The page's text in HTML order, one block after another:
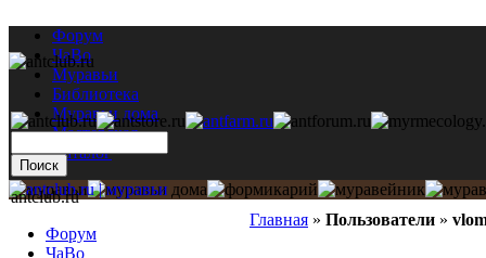
Форум
ЧаВо
Муравьи
Библиотека
Муравьи дома
Мастерская
Каталог
Главная » Пользователи »
antclub.ru
Форум
ЧаВо